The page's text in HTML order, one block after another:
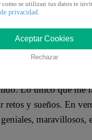
Yo Soy con tan solo
mil soles.
Lo único que me
retos y sueños. En
como se utilizan tus datos te
privacidad.
Aceptar Cookies
Rechazar